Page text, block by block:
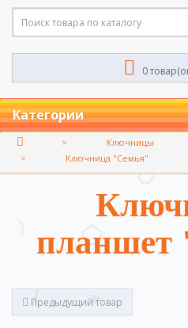
0
Категории
Ключницы
Ключница "Семья"
Предыдущий товар